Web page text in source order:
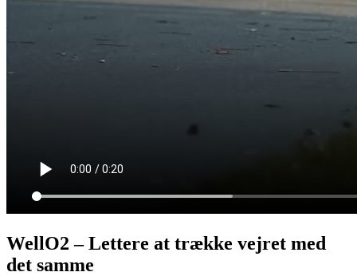
WellO2 – Lettere at trække vejret med
det samme